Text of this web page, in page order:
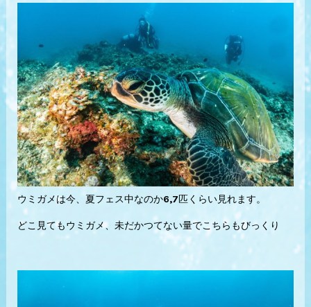
ウミガメは今、夏フェス中なのか6,7匹くらい見れます。
どこ見てもウミガメ、未だかつてない量でこちらもびっくり